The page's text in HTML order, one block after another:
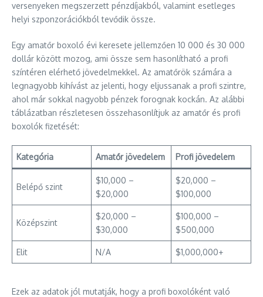
versenyeken megszerzett pénzdíjakból, valamint esetleges
helyi szponzorációkból tevődik össze.
Egy amatőr boxoló évi keresete jellemzően 10 000 és 30 000
dollár között mozog, ami össze sem hasonlítható a profi
színtéren elérhető jövedelmekkel. Az amatőrök számára a
legnagyobb kihívást az jelenti, hogy eljussanak a profi szintre,
ahol már sokkal nagyobb pénzek forognak kockán. Az alábbi
táblázatban részletesen összehasonlítjuk az amatőr és profi
boxolók fizetését:
Kategória Amatőr jövedelem Profi jövedelem
Belépő szint
$10,000 –
$20,000
$20,000 –
$100,000
Középszint
$20,000 –
$30,000
$100,000 –
$500,000
Elit N/A $1,000,000+
Ezek az adatok jól mutatják, hogy a profi boxolóként való